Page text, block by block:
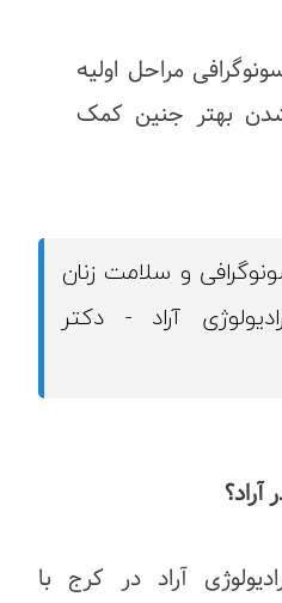
مراحل اولیه
شدن بهتر جنین کمک
و سلامت زنان
آراد - دکتر
آراد در کرج با